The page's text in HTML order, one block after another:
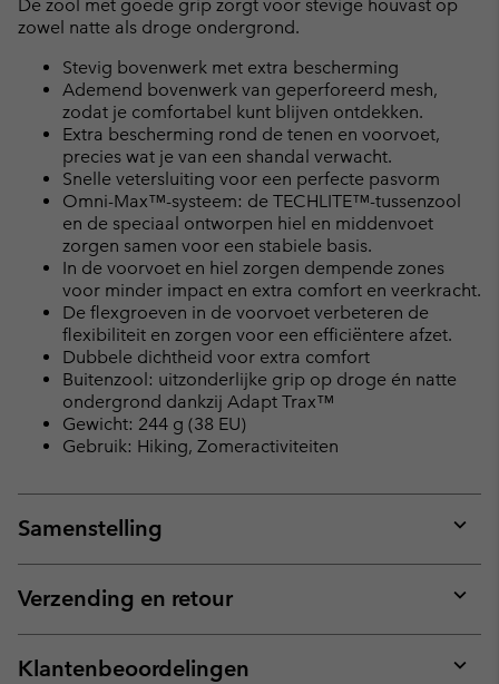
De zool met goede grip zorgt voor stevige houvast op
zowel natte als droge ondergrond.
Stevig bovenwerk met extra bescherming
Ademend bovenwerk van geperforeerd mesh,
zodat je comfortabel kunt blijven ontdekken.
Extra bescherming rond de tenen en voorvoet,
precies wat je van een shandal verwacht.
Snelle vetersluiting voor een perfecte pasvorm
Omni-Max™-systeem: de TECHLITE™-tussenzool
en de speciaal ontworpen hiel en middenvoet
zorgen samen voor een stabiele basis.
In de voorvoet en hiel zorgen dempende zones
voor minder impact en extra comfort en veerkracht.
De flexgroeven in de voorvoet verbeteren de
flexibiliteit en zorgen voor een efficiëntere afzet.
Dubbele dichtheid voor extra comfort
Buitenzool: uitzonderlijke grip op droge én natte
ondergrond dankzij Adapt Trax™
Gewicht: 244 g (38 EU)
Gebruik: Hiking, Zomeractiviteiten
Samenstelling
or
Verzending en retour
or
Klantenbeoordelingen